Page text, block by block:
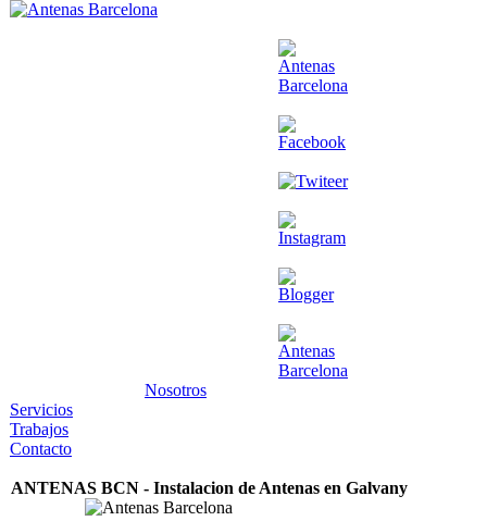
Nosotros
Servicios
Trabajos
Contacto
ANTENAS BCN - Instalacion de Antenas en Galvany